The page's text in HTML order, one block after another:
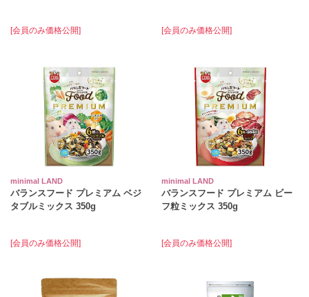
[会員のみ価格公開] [会員のみ価格公開]
minimal LAND
バランスフード プレミアム ベジ
タブルミックス 350g
[会員のみ価格公開]
minimal LAND
バランスフード プレミアム ビー
フ粒ミックス 350g
[会員のみ価格公開]